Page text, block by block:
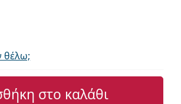
τις παράμετρους
θέλω;
στο καλάθι